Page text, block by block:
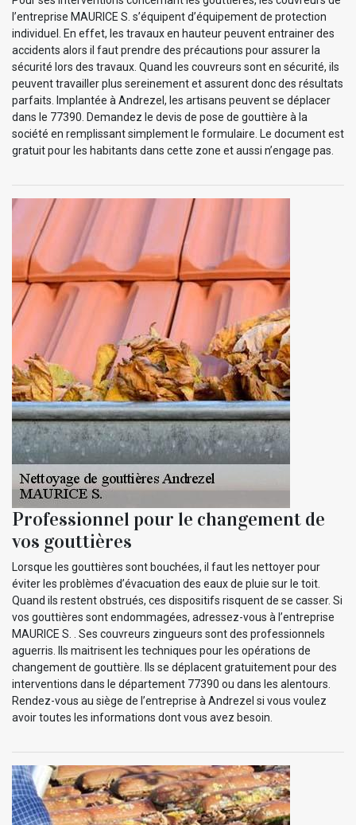
l’entreprise MAURICE S. s’équipent d’équipement de protection
individuel. En effet, les travaux en hauteur peuvent entrainer des
accidents alors il faut prendre des précautions pour assurer la
sécurité lors des travaux. Quand les couvreurs sont en sécurité, ils
peuvent travailler plus sereinement et assurent donc des résultats
parfaits. Implantée à Andrezel, les artisans peuvent se déplacer
dans le 77390. Demandez le devis de pose de gouttière à la
société en remplissant simplement le formulaire. Le document est
gratuit pour les habitants dans cette zone et aussi n’engage pas.
Professionnel pour le changement de
vos gouttières
Lorsque les gouttières sont bouchées, il faut les nettoyer pour
éviter les problèmes d’évacuation des eaux de pluie sur le toit.
Quand ils restent obstrués, ces dispositifs risquent de se casser. Si
vos gouttières sont endommagées, adressez-vous à l’entreprise
MAURICE S. . Ses couvreurs zingueurs sont des professionnels
aguerris. Ils maitrisent les techniques pour les opérations de
changement de gouttière. Ils se déplacent gratuitement pour des
interventions dans le département 77390 ou dans les alentours.
Rendez-vous au siège de l’entreprise à Andrezel si vous voulez
avoir toutes les informations dont vous avez besoin.